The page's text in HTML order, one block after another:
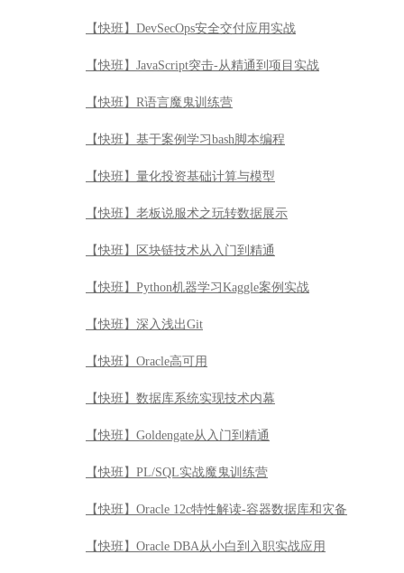
【快班】DevSecOps安全交付应用实战
【快班】JavaScript突击-从精通到项目实战
【快班】R语言魔鬼训练营
【快班】基于案例学习bash脚本编程
【快班】量化投资基础计算与模型
【快班】老板说服术之玩转数据展示
【快班】区块链技术从入门到精通
【快班】Python机器学习Kaggle案例实战
【快班】深入浅出Git
【快班】Oracle高可用
【快班】数据库系统实现技术内幕
【快班】Goldengate从入门到精通
【快班】PL/SQL实战魔鬼训练营
【快班】Oracle 12c特性解读-容器数据库和灾备
【快班】Oracle DBA从小白到入职实战应用